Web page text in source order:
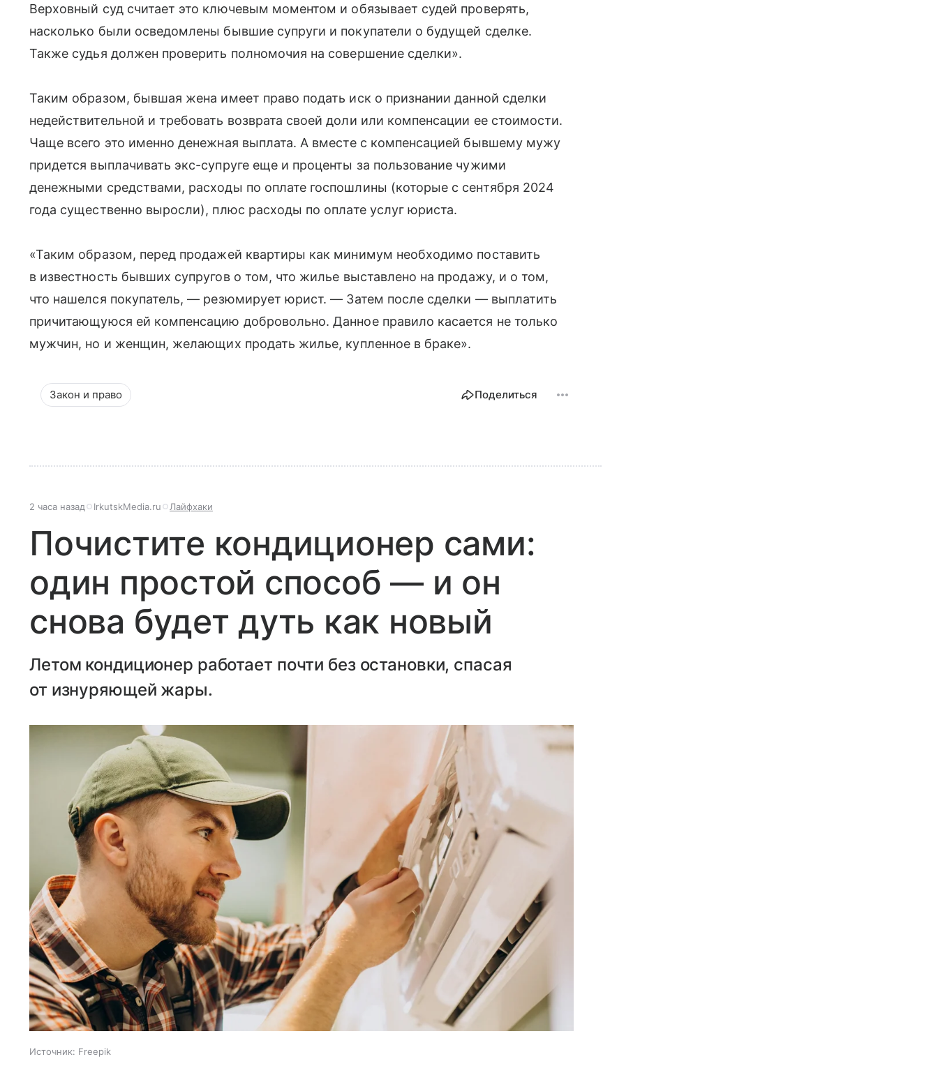
Верховный суд считает это ключевым моментом и обязывает судей проверять,
насколько были осведомлены бывшие супруги и покупатели о будущей сделке.
Также судья должен проверить полномочия на совершение сделки».
Таким образом, бывшая жена имеет право подать иск о признании данной сделки
недействительной и требовать возврата своей доли или компенсации ее стоимости.
Чаще всего это именно денежная выплата. А вместе с компенсацией бывшему мужу
придется выплачивать экс-супруге еще и проценты за пользование чужими
денежными средствами, расходы по оплате госпошлины (которые с сентября 2024
года существенно выросли), плюс расходы по оплате услуг юриста.
«Таким образом, перед продажей квартиры как минимум необходимо поставить
в известность бывших супругов о том, что жилье выставлено на продажу, и о том,
что нашелся покупатель, — резюмирует юрист. — Затем после сделки — выплатить
причитающуюся ей компенсацию добровольно. Данное правило касается не только
мужчин, но и женщин, желающих продать жилье, купленное в браке».
Закон и право Поделиться
2 часа назад IrkutskMedia.ru Лайфхаки
Почистите кондиционер сами:
один простой способ — и он
снова будет дуть как новый
Летом кондиционер работает почти без остановки, спасая
от изнуряющей жары.
Источник: Freepik